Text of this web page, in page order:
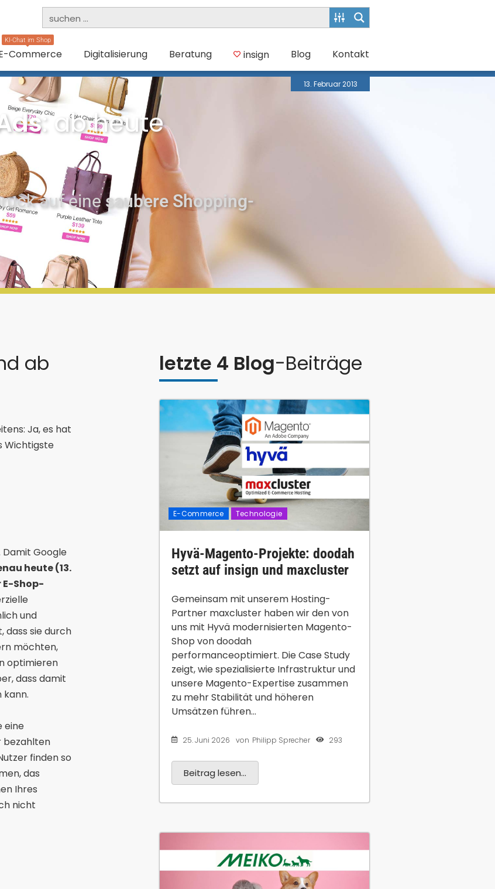
Commerce
KI-Chat im Shop
Digitalisierung Beratung insign Blog Kontakt
13. Februar 2013
: ab heute
auf einesaubere Shopping-
ab
Ja, es hat
Wichtigste
Google
heute (13.
E-Shop-
und
dass sie durch
möchten,
optimieren
dass damit
kann.
eine
bezahlten
finden so
das
Ihres
nicht
letzte 4 Blog-Beiträge
E-Commerce Technologie
Hyvä-Magento-Projekte: doodah
setzt auf insign und maxcluster
25. Juni 2026 von Philipp Sprecher 293
Gemeinsam mit unserem Hosting-
Partner maxcluster haben wir den von
uns mit Hyvä modernisierten Magento-
Shop von doodah
performanceoptimiert. Die Case Study
zeigt, wie spezialisierte Infrastruktur und
unsere Magento-Expertise zusammen
zu mehr Stabilität und höheren
Umsätzen führen...
Beitrag lesen...